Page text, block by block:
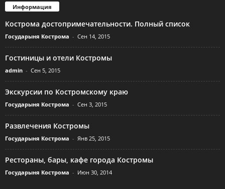
Информация
Кострома достопримечательности. Полный список
Государыня Кострома - Сен 14, 2015
Гостиницы и отели Костромы
admin - Сен 5, 2015
Экскурсии по Костромскому краю
Государыня Кострома - Сен 3, 2015
Развлечения Костромы
Государыня Кострома - Янв 25, 2015
Рестораны, бары, кафе города Костромы
Государыня Кострома - Июн 30, 2014